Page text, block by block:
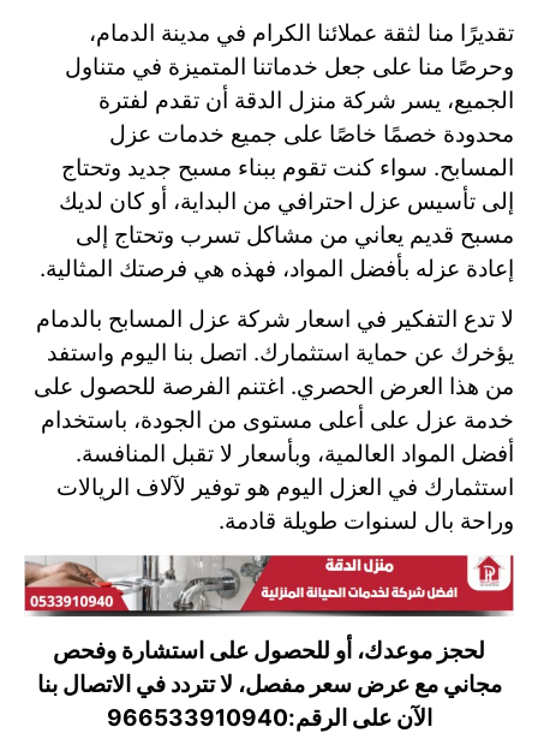
تقديرًا منا لثقة عملائنا الكرام في مدينة الدمام،
وحرصًا منا على جعل خدماتنا المتميزة في متناول
الجميع، يسر شركة منزل الدقة أن تقدم لفترة
محدودة خصمًا خاصًا على جميع خدمات عزل
المسابح. سواء كنت تقوم ببناء مسبح جديد وتحتاج
إلى تأسيس عزل احترافي من البداية، أو كان لديك
مسبح قديم يعاني من مشاكل تسرب وتحتاج إلى
إعادة عزله بأفضل المواد، فهذه هي فرصتك المثالية.
لا تدع التفكير في اسعار شركة عزل المسابح بالدمام
يؤخرك عن حماية استثمارك. اتصل بنا اليوم واستفد
من هذا العرض الحصري. اغتنم الفرصة للحصول على
خدمة عزل على أعلى مستوى من الجودة، باستخدام
أفضل المواد العالمية، وبأسعار لا تقبل المنافسة.
استثمارك في العزل اليوم هو توفير لآلاف الريالات
وراحة بال لسنوات طويلة قادمة.
لحجز موعدك، أو للحصول على استشارة وفحص
مجاني مع عرض سعر مفصل، لا تتردد في الاتصال بنا
الآن على الرقم:966533910940